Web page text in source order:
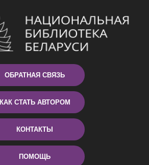
ОБРАТНАЯ СВЯЗЬ
КАК СТАТЬ АВТОРОМ
КОНТАКТЫ
ПОМОЩЬ